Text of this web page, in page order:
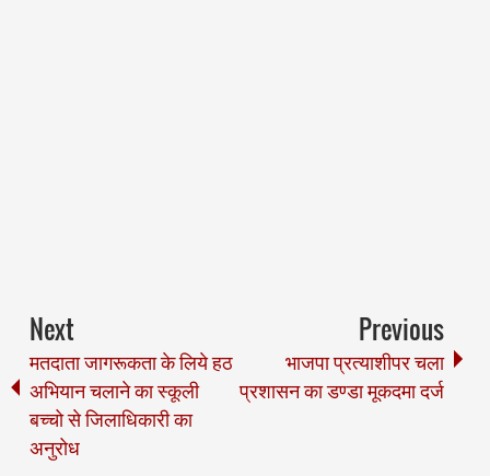
Next
मतदाता जागरूकता के लिये हठ
अभियान चलाने का स्कूली
बच्चो से जिलाधिकारी का
अनुरोध
Previous
भाजपा प्रत्याशीपर चला
प्रशासन का डण्डा मूकदमा दर्ज